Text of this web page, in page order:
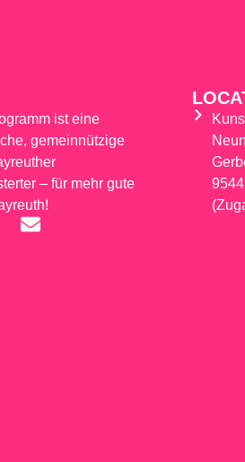
ist eine
gemeinnützige
– für mehr gute